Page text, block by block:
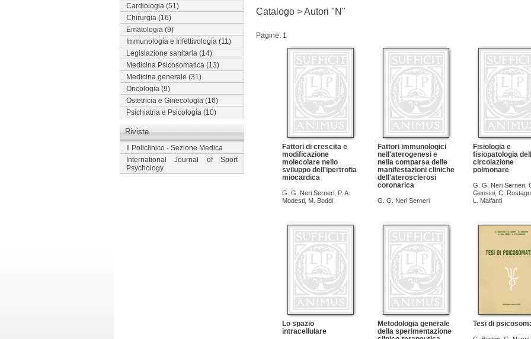
Cardiologia (51)
Chirurgia (16)
Ematologia (9)
Immunologia e Infettivologia (11)
Legislazione sanitaria (14)
Medicina Psicosomatica (13)
Medicina generale (31)
Oncologia (9)
Ostetricia e Ginecologia (16)
Psichiatria e Psicologia (10)
Riviste
Il Policlinico - Sezione Medica
International Journal of Sport
Psychology
Catalogo > Autori "N"
Pagine: 1
Fattori di crescita e
modificazione
molecolare nello
sviluppo dell'ipertrofia
miocardica
G. G. Neri Serneri, P. A.
Modesti, M. Boddi
Fattori immunologici
nell'aterogenesi e
nella comparsa delle
manifestazioni cliniche
dell'aterosclerosi
coronarica
G. G. Neri Serneri
Fisiologia e
fisiopatologia
circolazione
polmonare
G. G. Neri Serneri,
Gensini, C.
L. Malfanti
Lo spazio
intracellulare
Metodologia generale
della sperimentazione
Tesi di